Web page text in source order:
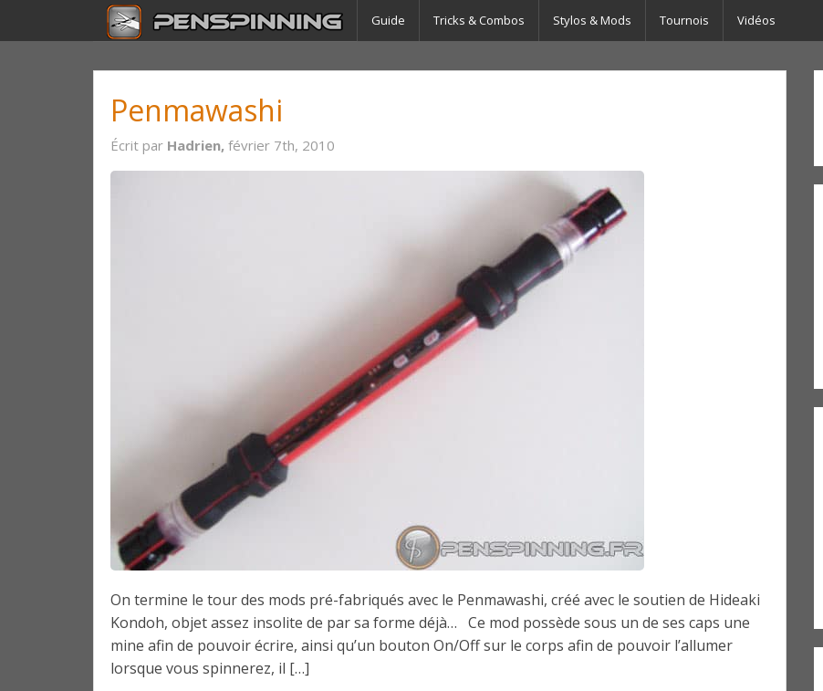
Guide Tricks & Combos Stylos & Mods Tournois Vidéos
Penmawashi
Écrit par Hadrien, février 7th, 2010
On termine le tour des mods pré-fabriqués avec le Penmawashi, créé avec le soutien de Hideaki
Kondoh, objet assez insolite de par sa forme déjà… Ce mod possède sous un de ses caps une
mine afin de pouvoir écrire, ainsi qu’un bouton On/Off sur le corps afin de pouvoir l’allumer
lorsque vous spinnerez, il […]